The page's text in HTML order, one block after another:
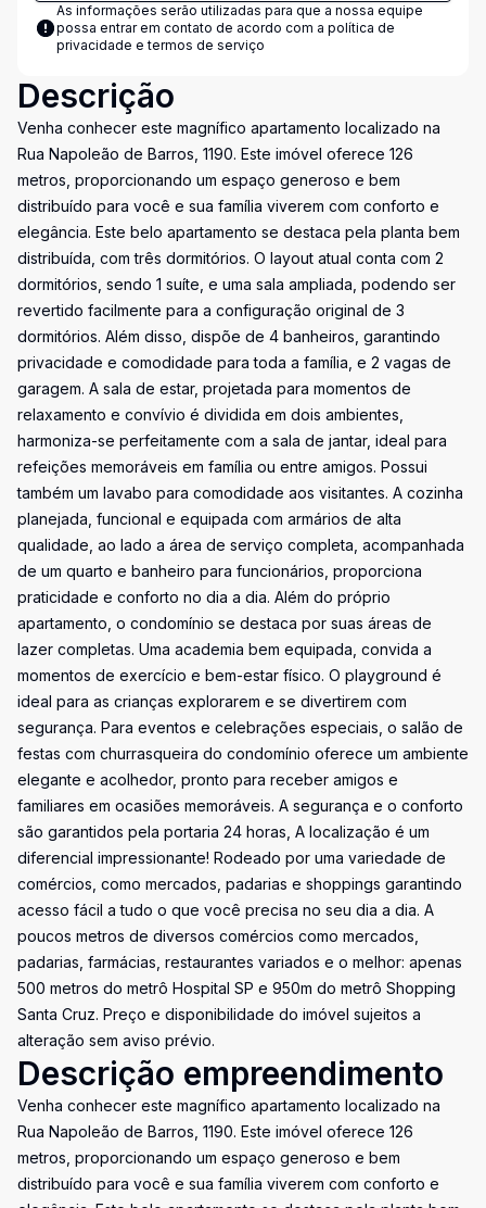
As informações serão utilizadas para que a nossa equipe
possa entrar em contato de acordo com a política de
privacidade e termos de serviço
Descrição
Venha conhecer este magnífico apartamento localizado na
Rua Napoleão de Barros, 1190. Este imóvel oferece 126
metros, proporcionando um espaço generoso e bem
distribuído para você e sua família viverem com conforto e
elegância. Este belo apartamento se destaca pela planta bem
distribuída, com três dormitórios. O layout atual conta com 2
dormitórios, sendo 1 suíte, e uma sala ampliada, podendo ser
revertido facilmente para a configuração original de 3
dormitórios. Além disso, dispõe de 4 banheiros, garantindo
privacidade e comodidade para toda a família, e 2 vagas de
garagem. A sala de estar, projetada para momentos de
relaxamento e convívio é dividida em dois ambientes,
harmoniza-se perfeitamente com a sala de jantar, ideal para
refeições memoráveis em família ou entre amigos. Possui
também um lavabo para comodidade aos visitantes. A cozinha
planejada, funcional e equipada com armários de alta
qualidade, ao lado a área de serviço completa, acompanhada
de um quarto e banheiro para funcionários, proporciona
praticidade e conforto no dia a dia. Além do próprio
apartamento, o condomínio se destaca por suas áreas de
lazer completas. Uma academia bem equipada, convida a
momentos de exercício e bem-estar físico. O playground é
ideal para as crianças explorarem e se divertirem com
segurança. Para eventos e celebrações especiais, o salão de
festas com churrasqueira do condomínio oferece um ambiente
elegante e acolhedor, pronto para receber amigos e
familiares em ocasiões memoráveis. A segurança e o conforto
são garantidos pela portaria 24 horas, A localização é um
diferencial impressionante! Rodeado por uma variedade de
comércios, como mercados, padarias e shoppings garantindo
acesso fácil a tudo o que você precisa no seu dia a dia. A
poucos metros de diversos comércios como mercados,
padarias, farmácias, restaurantes variados e o melhor: apenas
500 metros do metrô Hospital SP e 950m do metrô Shopping
Santa Cruz. Preço e disponibilidade do imóvel sujeitos a
alteração sem aviso prévio.
Descrição empreendimento
Venha conhecer este magnífico apartamento localizado na
Rua Napoleão de Barros, 1190. Este imóvel oferece 126
metros, proporcionando um espaço generoso e bem
distribuído para você e sua família viverem com conforto e